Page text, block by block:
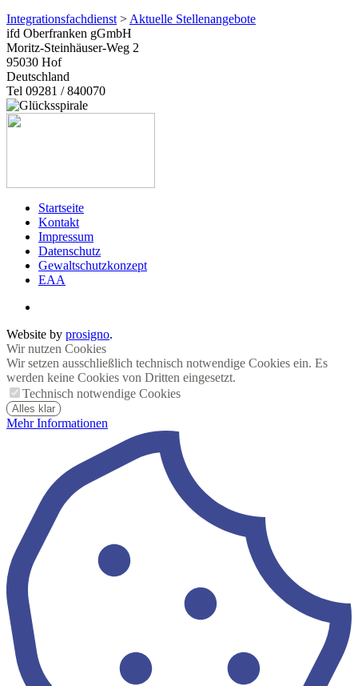
Integrationsfachdienst > Aktuelle Stellenangebote
ifd Oberfranken gGmbH
Moritz-Steinhäuser-Weg 2
95030 Hof
Deutschland
Tel 09281 / 840070
Startseite
Kontakt
Impressum
Datenschutz
Gewaltschutzkonzept
EAA
Website by prosigno.
Wir nutzen Cookies
Wir setzen ausschließlich technisch notwendige Cookies ein. Es
werden keine Cookies von Dritten eingesetzt.
Technisch notwendige Cookies
Alles klar
Mehr Informationen